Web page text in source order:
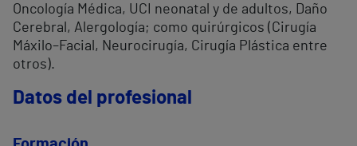
Oncología Médica, UCI neonatal y de adultos, Daño
Cerebral, Alergología; como quirúrgicos (Cirugía
Máxilo–Facial, Neurocirugía, Cirugía Plástica entre
otros).
Datos del profesional